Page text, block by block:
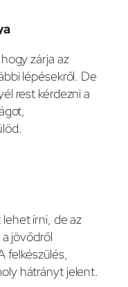
zárja az
lépésekről. De
rest kérdezni a
írni, de az
jövődről
felkészülés,
hátrányt jelent.